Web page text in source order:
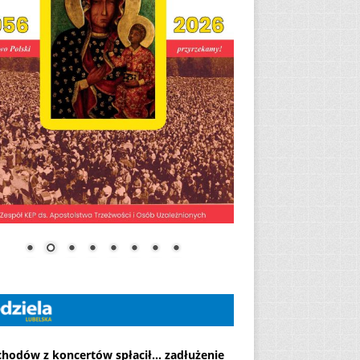
z koncertów spłacił... zadłużenie